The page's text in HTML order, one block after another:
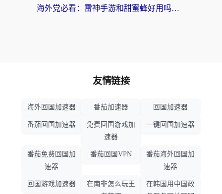
海外党必看：雷神手游和甜蜜蜂好用吗？3步选对回国加速器无缝刷国内资源
友情链接
海外回国加速器 番茄加速器 回国加速器
番茄回国加速器
免费回国游戏加
速器
一键回国加速器
番茄免费回国加
速器
番茄回国VPN
番茄海外回国加
速器
回国游戏加速器
在南非怎么玩王
在韩国用中国政